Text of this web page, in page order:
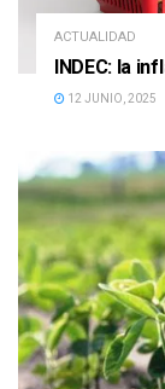
ACTUALIDAD
INDEC: la
12 JUNIO, 2025